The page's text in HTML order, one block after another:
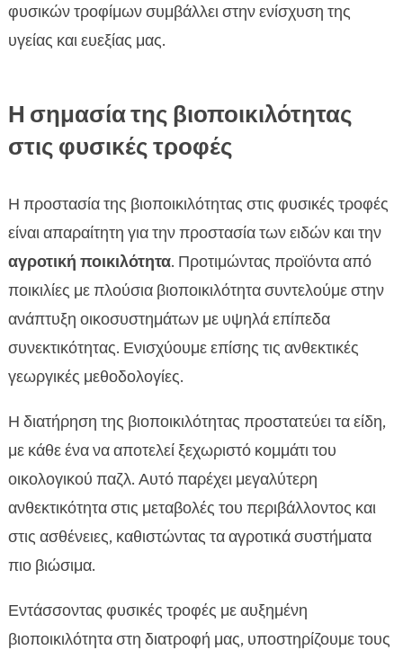
φυσικών τροφίμων συμβάλλει στην ενίσχυση της
υγείας και ευεξίας μας.
Η σημασία της βιοποικιλότητας
στις φυσικές τροφές
Η προστασία της βιοποικιλότητας στις φυσικές τροφές
είναι απαραίτητη για την προστασία των ειδών και την
αγροτική ποικιλότητα. Προτιμώντας προϊόντα από
ποικιλίες με πλούσια βιοποικιλότητα συντελούμε στην
ανάπτυξη οικοσυστημάτων με υψηλά επίπεδα
συνεκτικότητας. Ενισχύουμε επίσης τις ανθεκτικές
γεωργικές μεθοδολογίες.
Η διατήρηση της βιοποικιλότητας προστατεύει τα είδη,
με κάθε ένα να αποτελεί ξεχωριστό κομμάτι του
οικολογικού παζλ. Αυτό παρέχει μεγαλύτερη
ανθεκτικότητα στις μεταβολές του περιβάλλοντος και
στις ασθένειες, καθιστώντας τα αγροτικά συστήματα
πιο βιώσιμα.
Εντάσσοντας φυσικές τροφές με αυξημένη
βιοποικιλότητα στη διατροφή μας, υποστηρίζουμε τους